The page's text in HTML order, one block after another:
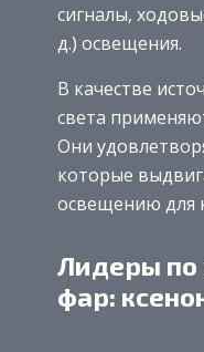
сигналы,
д.) освещения.
В качестве
света
Они
которые
освещению для
Лидеры по
фар: